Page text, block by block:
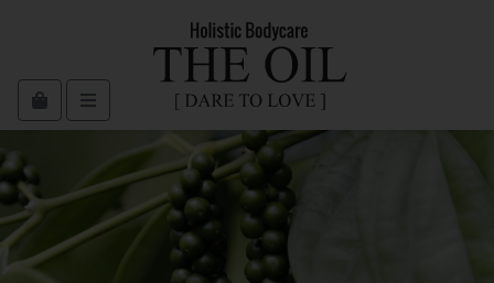
Cart Menu